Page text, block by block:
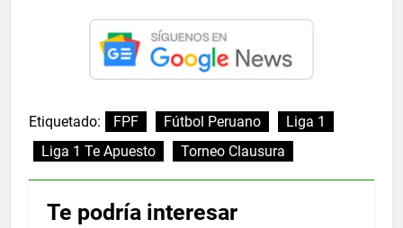
Etiquetado: FPF Fútbol Peruano
Liga 1
Liga 1 Te Apuesto
Torneo Clausura
Te podría interesar